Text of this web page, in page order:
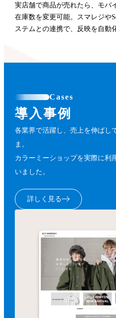
実店舗で商品が売れたら、モバ
在庫数を変更可能。スマレジや
ステムとの連携で、反映を自動
Cases
導入事例
各業界で活躍し、売上を伸ばし
ま。
カラーミーショップを実際に利
いました。
詳しく見る